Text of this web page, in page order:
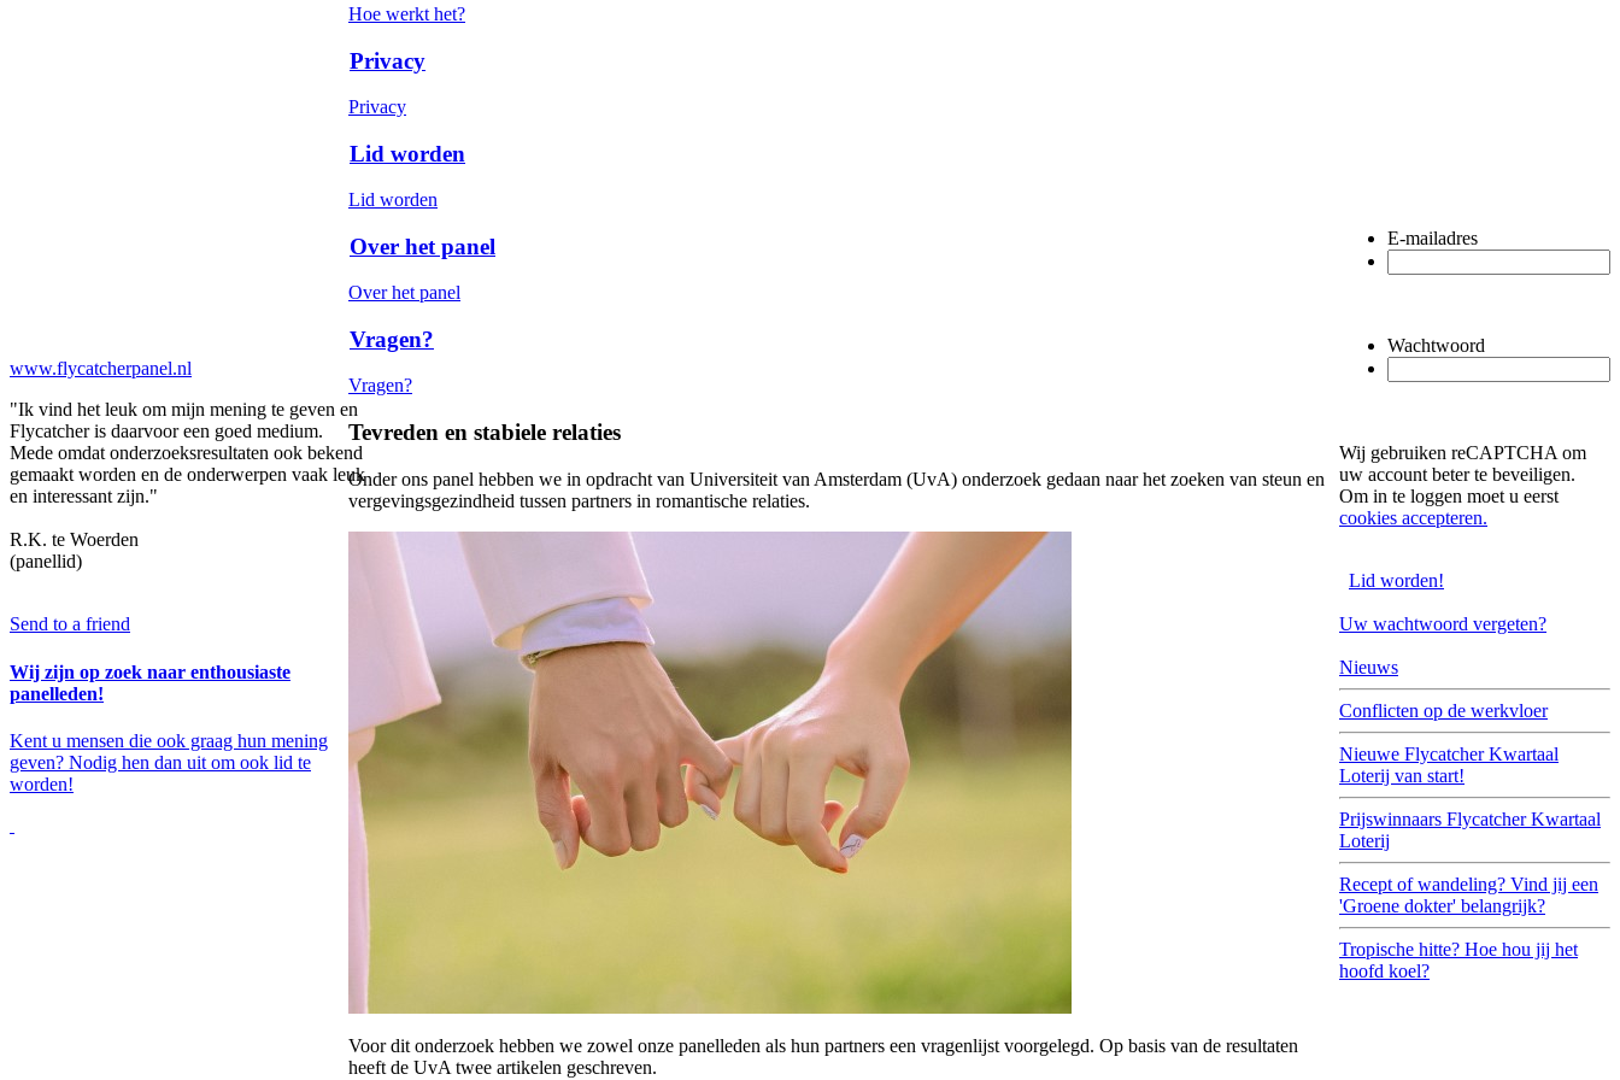
www.flycatcherpanel.nl
"Ik vind het leuk om mijn mening te geven en
Flycatcher is daarvoor een goed medium.
Mede omdat onderzoeksresultaten ook bekend
gemaakt worden en de onderwerpen vaak leuk
en interessant zijn."
R.K. te Woerden
(panellid)
Send to a friend
Wij zijn op zoek naar enthousiaste
panelleden!
Kent u mensen die ook graag hun mening
geven? Nodig hen dan uit om ook lid te
worden!
Hoe werkt het?
Privacy
Privacy
Lid worden
Lid worden
Over het panel
Over het panel
Vragen?
Vragen?
Tevreden en stabiele relaties
Onder ons panel hebben we in opdracht van Universiteit van Amsterdam (UvA) onderzoek gedaan naar het zoeken van steun en
vergevingsgezindheid tussen partners in romantische relaties.
Voor dit onderzoek hebben we zowel onze panelleden als hun partners een vragenlijst voorgelegd. Op basis van de resultaten
heeft de UvA twee artikelen geschreven.
E-mailadres
Wachtwoord
Wij gebruiken reCAPTCHA om
uw account beter te beveiligen.
Om in te loggen moet u eerst
cookies accepteren.
Lid worden!
Uw wachtwoord vergeten?
Nieuws
Conflicten op de werkvloer
Nieuwe Flycatcher Kwartaal
Loterij van start!
Prijswinnaars Flycatcher Kwartaal
Loterij
Recept of wandeling? Vind jij een
'Groene dokter' belangrijk?
Tropische hitte? Hoe hou jij het
hoofd koel?